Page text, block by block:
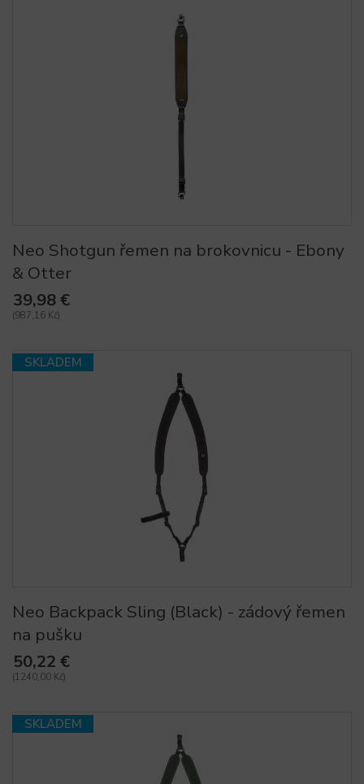
Neo Shotgun řemen na brokovnicu - Ebony
& Otter
39,98 €
(987,16 Kč)
SKLADEM
Neo Backpack Sling (Black) - zádový řemen
na pušku
50,22 €
(1240,00 Kč)
SKLADEM